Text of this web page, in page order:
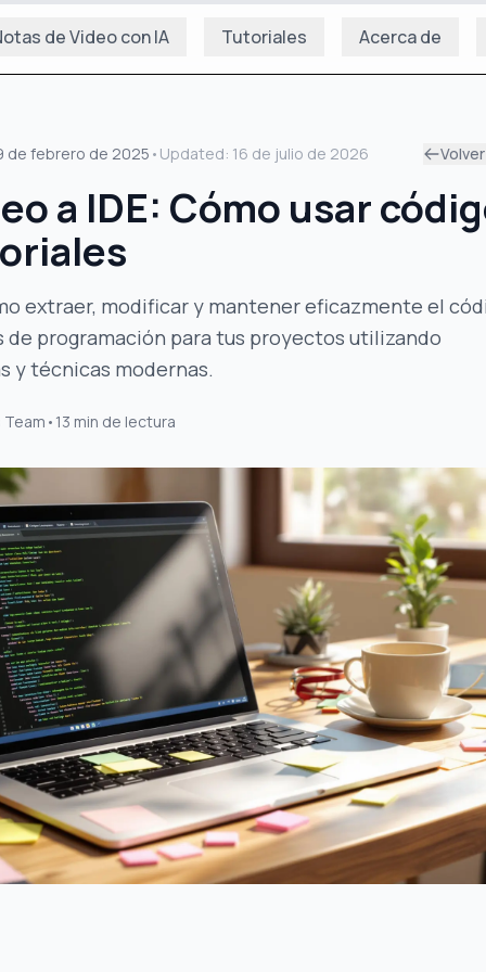
de Video con IA Tutoriales Acerca de
de febrero de 2025 • Updated: 16 de julio de 2026
a IDE: Cómo usar
extraer, modificar y mantener eficazmente el
programación para tus proyectos utilizando
y técnicas modernas.
• 13 min de lectura